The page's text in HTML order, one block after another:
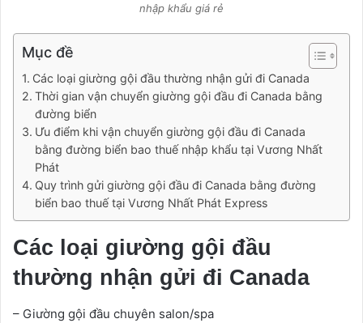
nhập khẩu giá rẻ
Mục đề
Các loại giường gội đầu thường nhận gửi đi Canada
Thời gian vận chuyển giường gội đầu đi Canada bằng
đường biển
Ưu điểm khi vận chuyển giường gội đầu đi Canada
bằng đường biển bao thuế nhập khẩu tại Vương Nhất
Phát
Quy trình gửi giường gội đầu đi Canada bằng đường
biển bao thuế tại Vương Nhất Phát Express
Các loại giường gội đầu
thường nhận gửi đi Canada
– Giường gội đầu chuyên salon/spa